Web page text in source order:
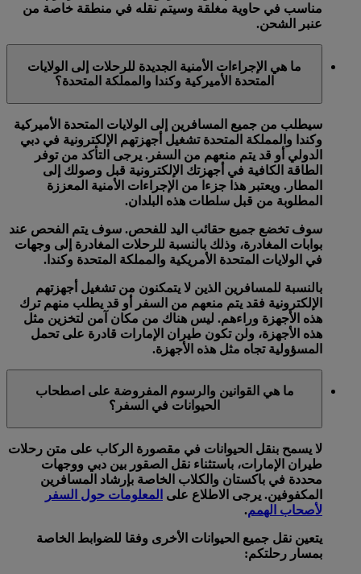
مناسب في حاوية مغلقة وسيتم نقله في منطقة خاصة من
عنبر الشحن.
ما هي الإجراءات الأمنية الجديدة للرحلات إلى الولايات
المتحدة الأميركية وكندا والمملكة المتحدة؟
سيطلب من جميع المسافرين إلى الولايات المتحدة الأميركية
وكندا والمملكة المتحدة تشغيل أجهزتهم الإلكترونية في دبي
الدولي أو قد يتم منعهم من السفر. يرجى التأكد من توفر
الطاقة الكافية في أجهزتك الإلكترونية قبل وصولك إلى
المطار. ويعتبر هذا جزءا من الإجراءات الأمنية المعززة
المطلوبة من قبل سلطات هذه البلدان.
سوف تخضع جميع حقائب اليد للفحص. سوف يتم الفحص عند
بوابات المغادرة، وذلك بالنسبة للرحلات المغادرة إلى وجهات
في الولايات المتحدة الأمريكية والمملكة المتحدة وكندا.
بالنسبة للمسافرين الذين لا يتمكنون من تشغيل أجهزتهم
الإلكترونية فقد يتم منعهم من السفر أو قد يطلب منهم ترك
هذه الأجهزة وراءهم. ليس هناك من مكان آمن لتخزين مثل
هذه الأجهزة، ولن تكون طيران الإمارات قادرة على تحمل
المسؤولية تجاه مثل هذه الأجهزة.
ما هي القوانين والرسوم المفروضة على اصطحاب
الحيوانات في السفر؟
لا يسمح بنقل الحيوانات في مقصورة الركاب على متن رحلات
طيران الإمارات، باستثناء نقل الصقور بين دبي ووجهات
محددة في باكستان والكلاب الخاصة بإرشاد المسافرين
المكفوفين. يرجى الاطلاع على المعلومات حول السفر
لأصحاب الهمم.
يتعين نقل جميع الحيوانات الأخرى وفقا للضوابط الخاصة
بمسار رحلتكم: